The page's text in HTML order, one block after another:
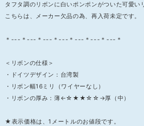
タフタ調のリボンに白いポンポンがついた可愛い
こちらは、メーカー欠品の為、再入荷未定です。
＊---＊---＊---＊---＊---＊---＊---＊
＜リボンの仕様＞
・ドイツデザイン：台湾製
・リボン幅16ミリ（ワイヤーなし）
・リボンの厚み：薄←☆★★☆☆→厚（中）
★表示価格は、1メートルのお値段です。